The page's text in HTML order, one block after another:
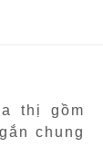
thị gồm
chung